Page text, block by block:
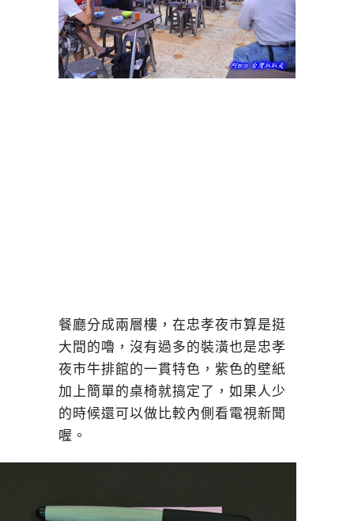
餐廳分成兩層樓，在忠孝夜市算是挺
大間的嚕，沒有過多的裝潢也是忠孝
夜市牛排館的一貫特色，紫色的壁紙
加上簡單的桌椅就搞定了，如果人少
的時候還可以做比較內側看電視新聞
喔。